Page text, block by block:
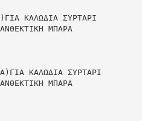
ΚΑΛΩΔΙΑ ΣΥΡΤΑΡΙ
ΜΠΑΡΑ
ΚΑΛΩΔΙΑ ΣΥΡΤΑΡΙ
ΜΠΑΡΑ